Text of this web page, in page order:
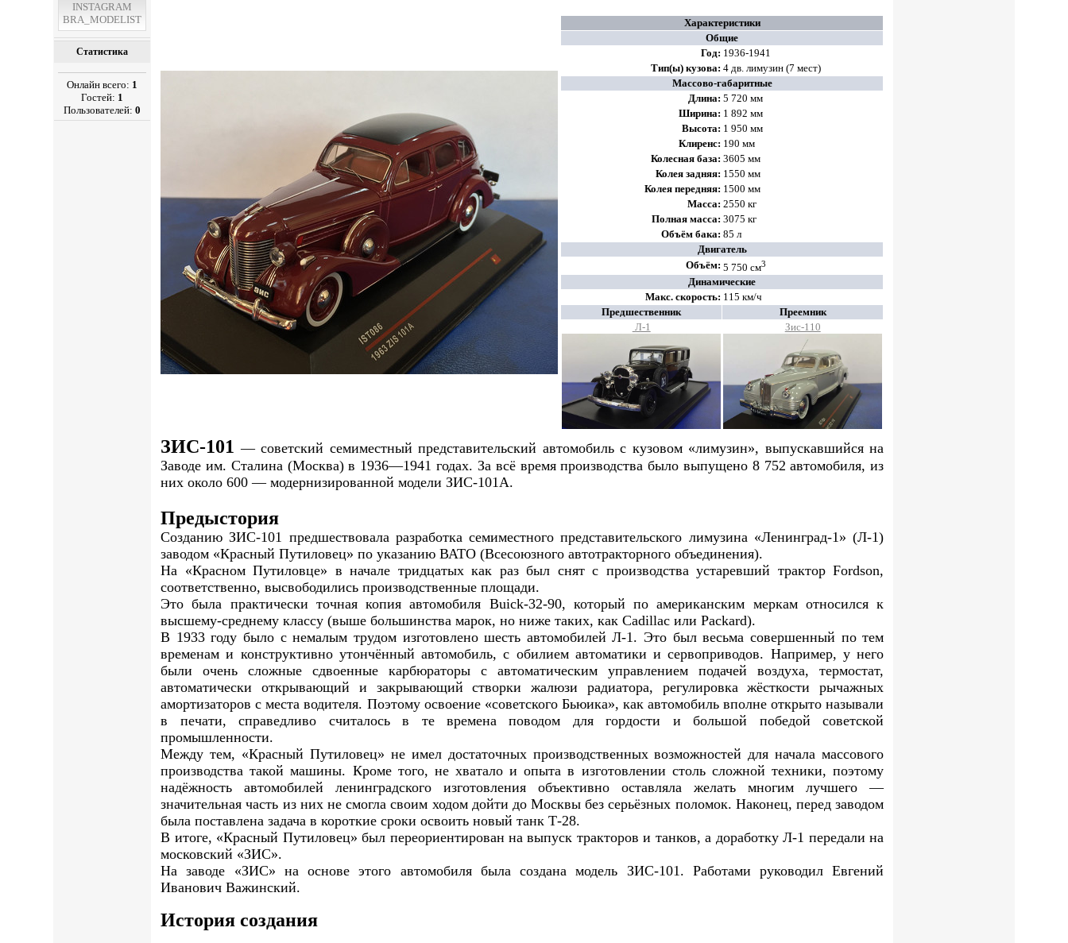
INSTAGRAM
BRA_MODELIST
Статистика
Онлайн всего: 1
Гостей: 1
Пользователей:0
Характеристики
Общие
Год: 1936-1941
Тип(ы) кузова: 4 дв. лимузин (7 мест)
Массово-габаритные
Длина: 5 720 мм
Ширина: 1 892 мм
Высота: 1 950 мм
Клиренс: 190 мм
Колесная база: 3605 мм
Колея задняя: 1550 мм
Колея передняя: 1500 мм
Масса: 2550 кг
Полная масса: 3075 кг
Объём бака: 85 л
Двигатель
Объём: 5 750 см3
Динамические
Макс. скорость: 115 км/ч
Предшественник
Преемник
Л-1
Зис-110
ЗИС-101 — советский семиместный представительский автомобиль с кузовом «лимузин», выпускавшийся на
Заводе им. Сталина (Москва) в 1936—1941 годах. За всё время производства было выпущено 8 752 автомобиля, из
них около 600 — модернизированной модели ЗИС-101А.
Предыстория
Созданию ЗИС-101 предшествовала разработка семиместного представительского лимузина «Ленинград-1» (Л-1)
заводом «Красный Путиловец» по указанию ВАТО (Всесоюзного автотракторного объединения).
На «Красном Путиловце» в начале тридцатых как раз был снят с производства устаревший трактор Fordson,
соответственно, высвободились производственные площади.
Это была практически точная копия автомобиля Buick-32-90, который по американским меркам относился к
высшему-среднему классу (выше большинства марок, но ниже таких, как Cadillac или Packard).
В 1933 году было с немалым трудом изготовлено шесть автомобилей Л-1. Это был весьма совершенный по тем
временам и конструктивно утончённый автомобиль, с обилием автоматики и сервоприводов. Например, у него
были очень сложные сдвоенные карбюраторы с автоматическим управлением подачей воздуха, термостат,
автоматически открывающий и закрывающий створки жалюзи радиатора, регулировка жёсткости рычажных
амортизаторов с места водителя. Поэтому освоение «советского Бьюика», как автомобиль вполне открыто называли
в печати, справедливо считалось в те времена поводом для гордости и большой победой советской
промышленности.
Между тем, «Красный Путиловец» не имел достаточных производственных возможностей для начала массового
производства такой машины. Кроме того, не хватало и опыта в изготовлении столь сложной техники, поэтому
надёжность автомобилей ленинградского изготовления объективно оставляла желать многим лучшего —
значительная часть из них не смогла своим ходом дойти до Москвы без серьёзных поломок. Наконец, перед заводом
была поставлена задача в короткие сроки освоить новый танк Т-28.
В итоге, «Красный Путиловец» был переориентирован на выпуск тракторов и танков, а доработку Л-1 передали на
московский «ЗИС».
На заводе «ЗИС» на основе этого автомобиля была создана модель ЗИС-101. Работами руководил Евгений
Иванович Важинский.
История создания